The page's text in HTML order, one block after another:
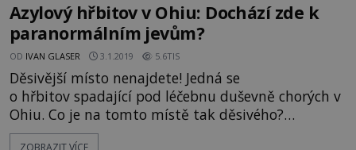
Azylový hřbitov v Ohiu: Dochází zde k
paranormálním jevům?
OD IVAN GLASER 3.1.2019 5.6TIS
Děsivější místo nenajdete! Jedná se
o hřbitov spadající pod léčebnu duševně chorých v
Ohiu. Co je na tomto místě tak děsivého?
Snad bezejmenné hroby? Nebo svědectví?
ZOBRAZIT VÍCE